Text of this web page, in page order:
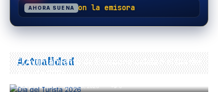
AHORA SUENA
No se ha podido conectar con la emisora
Actualidad
El Ayuntamiento de Estepona celebró el Día del
Turista 2026
Estepona Info - agosto 8, 2026 0